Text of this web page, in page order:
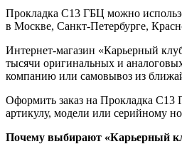
Прокладка С13 ГБЦ можно
в Москве, Санкт-Петербурге,
Интернет-магазин «Карьерный
тысячи оригинальных и
компанию или самовывоз из
Оформить заказ на Прокладка С13
артикулу, модели или серийному
Почему выбирают «Карьерный